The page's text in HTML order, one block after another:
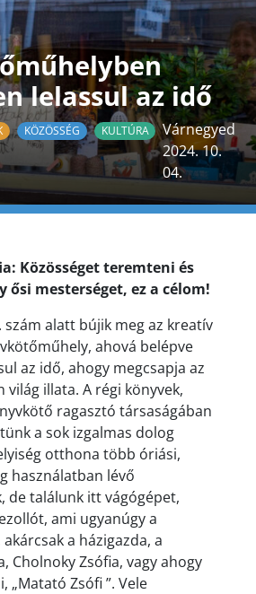
lelassul az idő
KÖZÖSSÉG KULTÚRA
Várnegyed
2024. 10.
04.
Közösséget teremteni és
ősi mesterséget, ez a célom!
szám alatt bújik meg az kreatív
ahová belépve
az idő, ahogy megcsapja az
világ illata. A régi könyvek,
ragasztó társaságában
a sok izgalmas dolog
otthona több óriási,
használatban lévő
de találunk itt vágógépet,
ami ugyanúgy a
a házigazda, a
Cholnoky Zsófia, vagy ahogy
„Matató Zsófi ”. Vele